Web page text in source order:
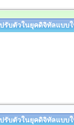
รับตัวในยุคดิจิทัลแบบ
รับตัวในยุคดิจิทัลแบบ